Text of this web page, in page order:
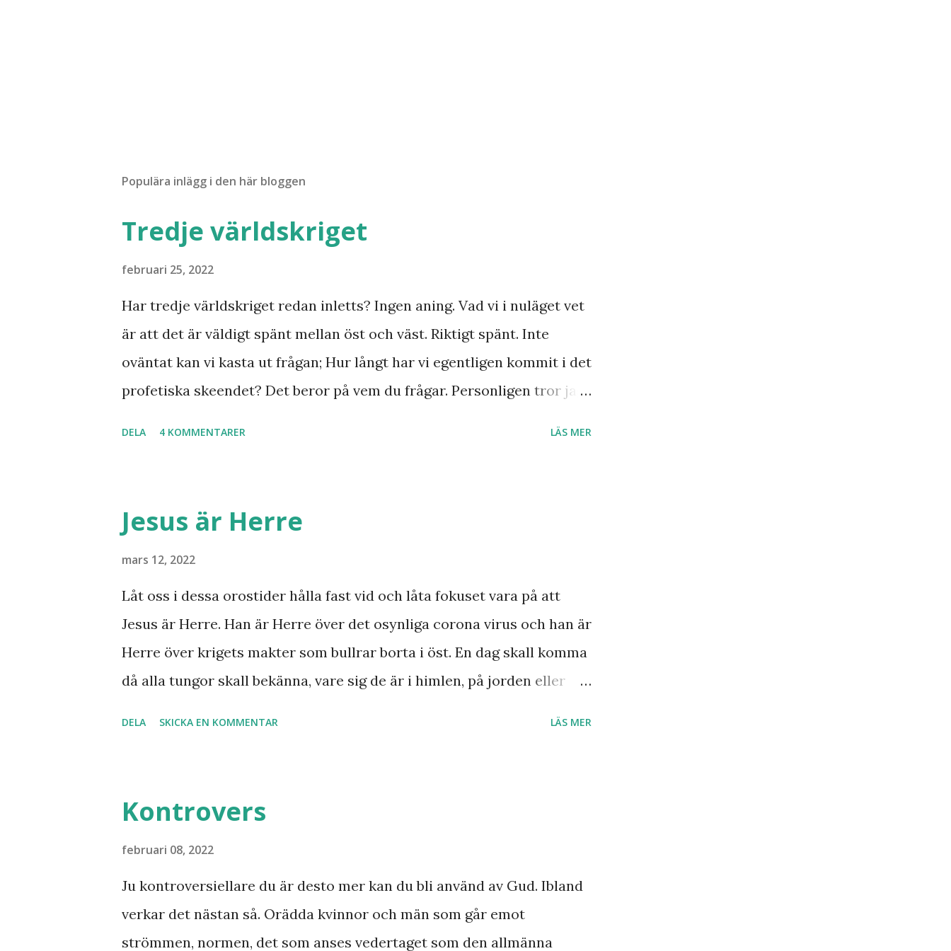
Populära inlägg i den här bloggen
Tredje världskriget
februari 25, 2022
Har tredje världskriget redan inletts? Ingen aning. Vad vi i nuläget vet
är att det är väldigt spänt mellan öst och väst. Riktigt spänt. Inte
oväntat kan vi kasta ut frågan; Hur långt har vi egentligen kommit i det
profetiska skeendet? Det beror på vem du frågar. Personligen tror jag
bryta ut någon koppling till dagens händelser? Frågor där vi anar ett
svar utan att kunna stadfästa ett svar med säkerhet.
Finnmarksprofeten och gudsmannen Anton Johanson såg många
syner och uppenbarelser som redan skedde under hans egen levnad.
Han dog 1928. Skandinavien har knappast haft någon profet av hans
kaliber när det gäller drömmar och syner som just denne fiskarbonde
DELA 4 KOMMENTARER LÄS MER
Jesus är Herre
mars 12, 2022
Låt oss i dessa orostider hålla fast vid och låta fokuset vara på att
Jesus är Herre. Han är Herre över det osynliga corona virus och han är
Herre över krigets makter som bullrar borta i öst. En dag skall komma
då alla tungor skall bekänna, vare sig de är i himlen, på jorden eller
DELA SKICKA EN KOMMENTAR LÄS MER
Kontrovers
februari 08, 2022
Ju kontroversiellare du är desto mer kan du bli använd av Gud. Ibland
verkar det nästan så. Orädda kvinnor och män som går emot
strömmen, normen, det som anses vedertaget som den allmänna